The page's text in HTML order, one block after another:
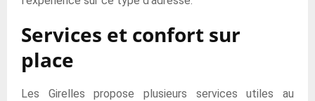
Services et confort sur
place
Les Girelles propose plusieurs services utiles au